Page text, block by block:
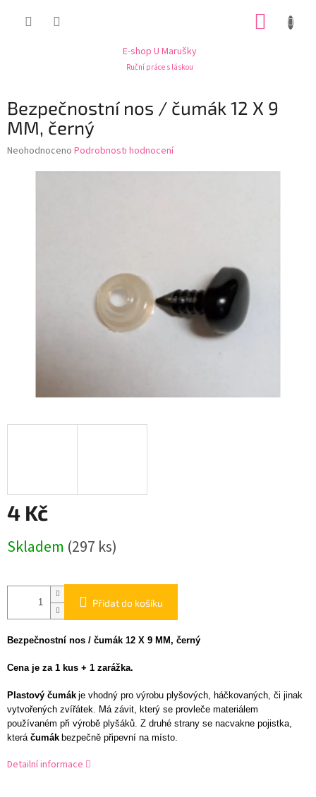
E-shop U Marušky
Ruční práce s láskou
Bezpečnostní nos / čumák 12 X 9
MM, černý
Průměrné
Neohodnoceno Podrobnosti hodnocení
4 Kč
cena:
Skladem (297 ks)
Přidat do košíku
Bezpečnostní nos / čumák 12 X 9 MM, černý
Cena je za 1 kus + 1 zarážka.
Plastový čumák je vhodný pro výrobu plyšových, háčkovaných, či jinak
vytvořených zvířátek. Má závit, který se provleče materiálem
používaném při výrobě plyšáků. Z druhé strany se nacvakne pojistka,
která čumák bezpečně připevní na místo.
Detailní informace